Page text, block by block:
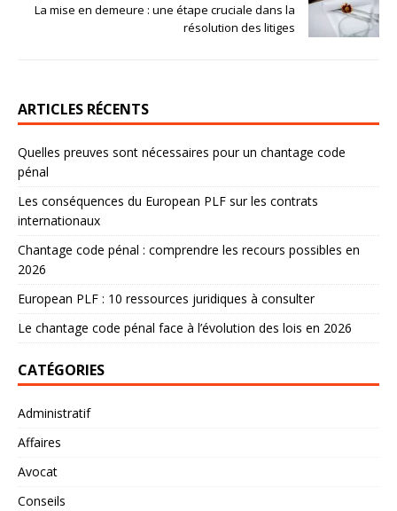
La mise en demeure : une étape cruciale dans la
résolution des litiges
ARTICLES RÉCENTS
Quelles preuves sont nécessaires pour un chantage code
pénal
Les conséquences du European PLF sur les contrats
internationaux
Chantage code pénal : comprendre les recours possibles en
2026
European PLF : 10 ressources juridiques à consulter
Le chantage code pénal face à l’évolution des lois en 2026
CATÉGORIES
Administratif
Affaires
Avocat
Conseils